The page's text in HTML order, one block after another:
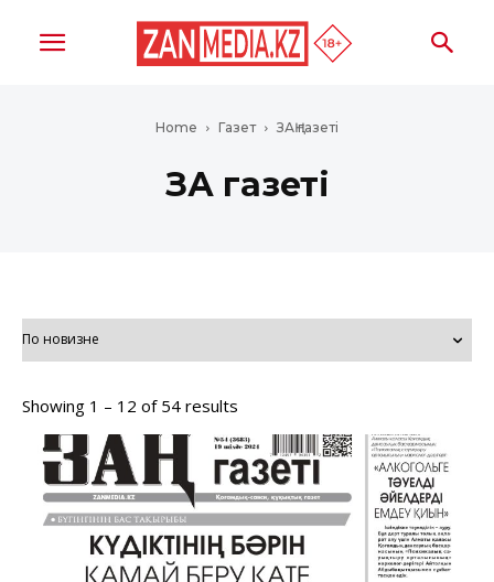
Home Газет ЗАҢ газеті
ЗАҢ газеті
Showing 1 – 12 of 54 results